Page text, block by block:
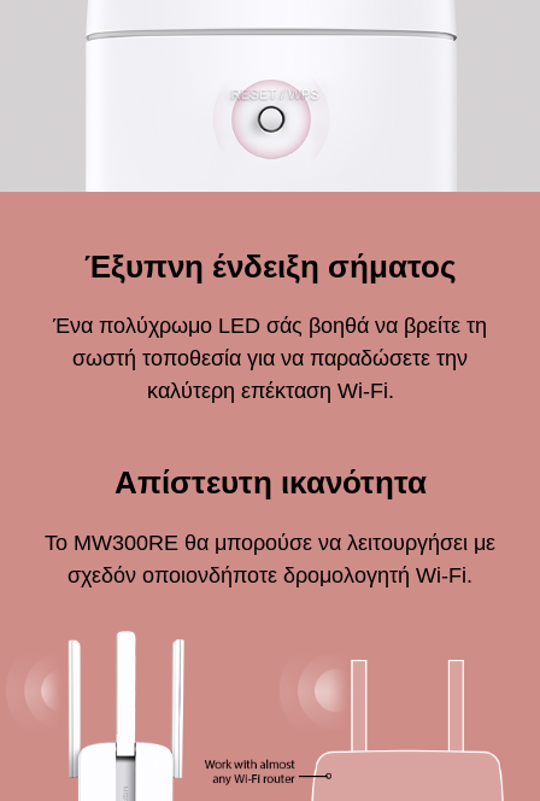
Έξυπνη ένδειξη σήματος
Ένα πολύχρωμο LED σάς βοηθά να βρείτε τη
σωστή τοποθεσία για να παραδώσετε την
καλύτερη επέκταση Wi-Fi.
Απίστευτη ικανότητα
Το MW300RE θα μπορούσε να λειτουργήσει με
σχεδόν οποιονδήποτε δρομολογητή Wi-Fi.